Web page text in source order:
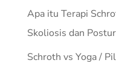
Apa itu Terapi
Skoliosis dan
Schroth vs Yoga /